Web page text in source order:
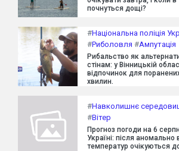
почнуться дощі?
#Національна поліція
#Риболовля #Ампутація
Рибальство як
стінам: у Вінницькій
відпочинок для
хвилин.
#Навколишнє
#Вітер
Прогноз погоди на 6
Україні: після аномально
температур очікуються